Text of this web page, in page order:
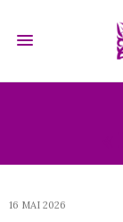
16 MAI 2026